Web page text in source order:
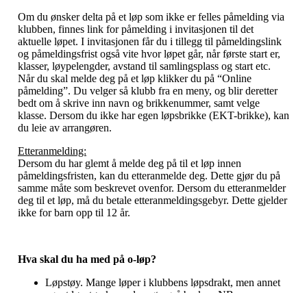
Om du ønsker delta på et løp som ikke er felles påmelding via
klubben, finnes link for påmelding i invitasjonen til det
aktuelle løpet. I invitasjonen får du i tillegg til påmeldingslink
og påmeldingsfrist også vite hvor løpet går, når første start er,
klasser, løypelengder, avstand til samlingsplass og start etc.
Når du skal melde deg på et løp klikker du på “Online
påmelding”. Du velger så klubb fra en meny, og blir deretter
bedt om å skrive inn navn og brikkenummer, samt velge
klasse. Dersom du ikke har egen løpsbrikke (EKT-brikke), kan
du leie av arrangøren.
Etteranmelding:
Dersom du har glemt å melde deg på til et løp innen
påmeldingsfristen, kan du etteranmelde deg. Dette gjør du på
samme måte som beskrevet ovenfor. Dersom du etteranmelder
deg til et løp, må du betale etteranmeldingsgebyr. Dette gjelder
ikke for barn opp til 12 år.
Hva skal du ha med på o-løp?
Løpstøy. Mange løper i klubbens løpsdrakt, men annet